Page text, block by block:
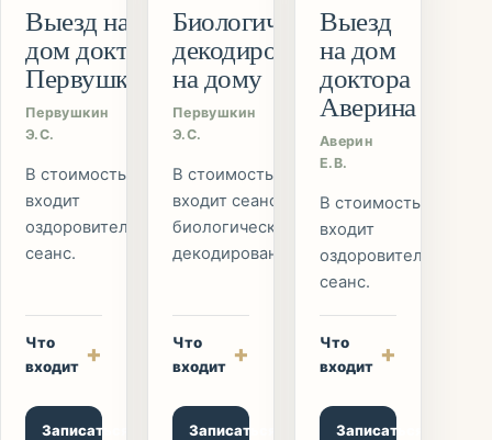
Выезд на
дом доктора
Первушкина
Первушкин
Э.С.
В стоимость
входит
оздоровительный
сеанс.
Что
входит +
Записаться
Биологическое
декодирование
на дому
Первушкин
Э.С.
В стоимость
входит сеанс
биологического
декодирования.
Что
входит +
Записаться
Выезд
на дом
доктора
Аверина
Аверин
Е.В.
В стоимость
входит
оздоровительный
сеанс.
Что
входит +
Записаться